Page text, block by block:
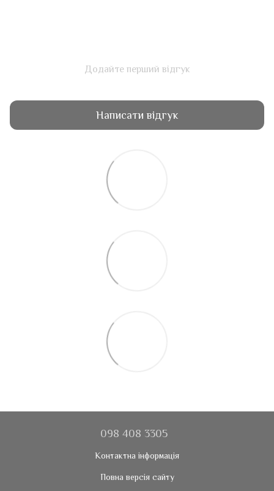
Додайте перший відгук
Написати відгук
098 408 3305
Контактна інформація
Повна версія сайту